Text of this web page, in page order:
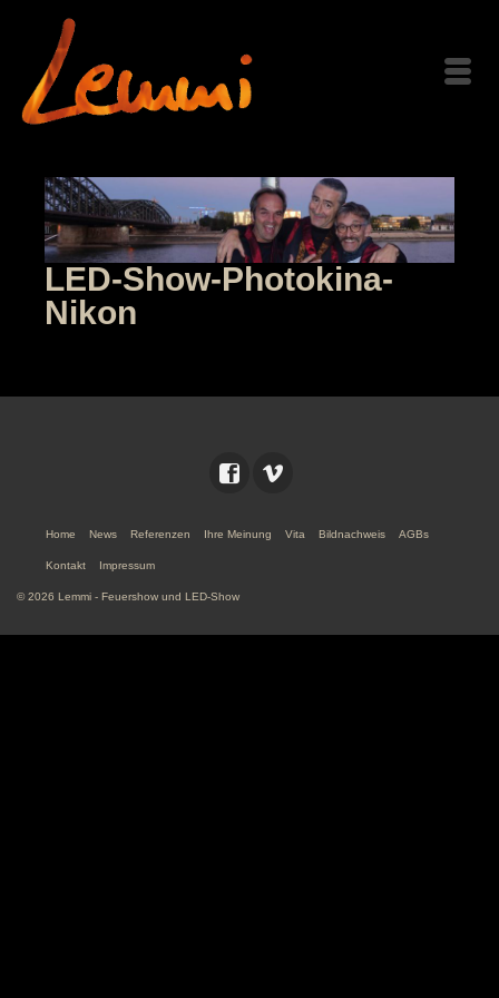
LED-Show-Photokina-
Nikon
Home News Referenzen Ihre Meinung Vita Bildnachweis AGBs
Kontakt Impressum
© 2026 Lemmi - Feuershow und LED-Show